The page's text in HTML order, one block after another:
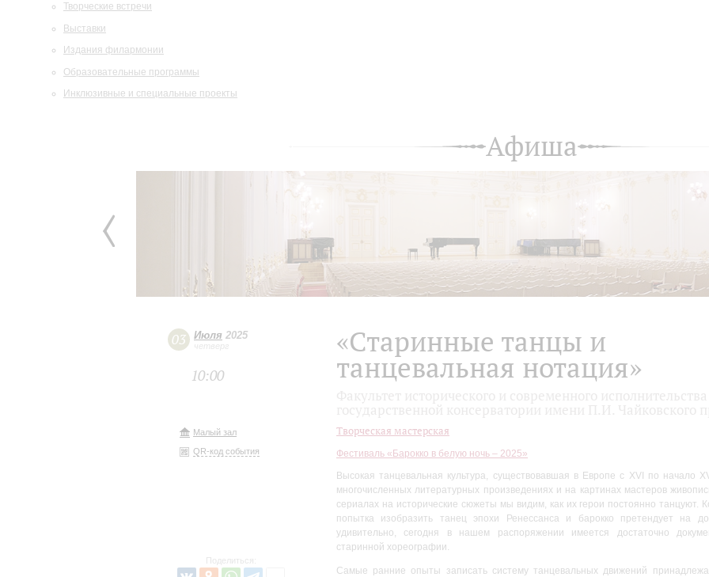
Творческие встречи
Выставки
Издания филармонии
Образовательные программы
Инклюзивные и специальные проекты
Афиша
03 Июля 2025
четверг
10:00
Малый зал
QR-код события
Поделиться:
«Старинные танцы и
танцевальная нотация»
Творческая мастерская
Фестиваль «Барокко в белую ночь – 2025»
Высокая танцевальная культура, существовавшая в Европе с XVI по начало
многочисленных литературных произведениях и на картинах мастеров
сериалах на исторические сюжеты мы видим, как их герои постоянно танцуют.
попытка изобразить танец эпохи Ренессанса и барокко претендует на
удивительно, сегодня в нашем распоряжении имеется достаточно
старинной хореографии.
Самые ранние опыты записать систему танцевальных движений